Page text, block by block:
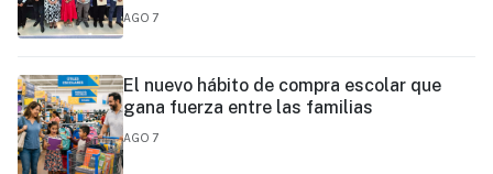
AGO 7
El nuevo hábito de compra escolar que
gana fuerza entre las familias
AGO 7